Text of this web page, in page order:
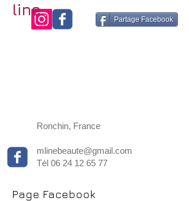
Partage Facebook
line
Ronchin, France
mlinebeaute@gmail.com
Tél 06 24 12 65 77
Page Facebook